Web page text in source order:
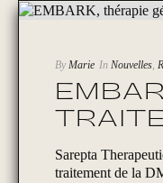
By Marie In Nouvelles,
Sarepta
traitement de la